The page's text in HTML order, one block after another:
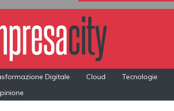
Digitale Cloud Tecnologie